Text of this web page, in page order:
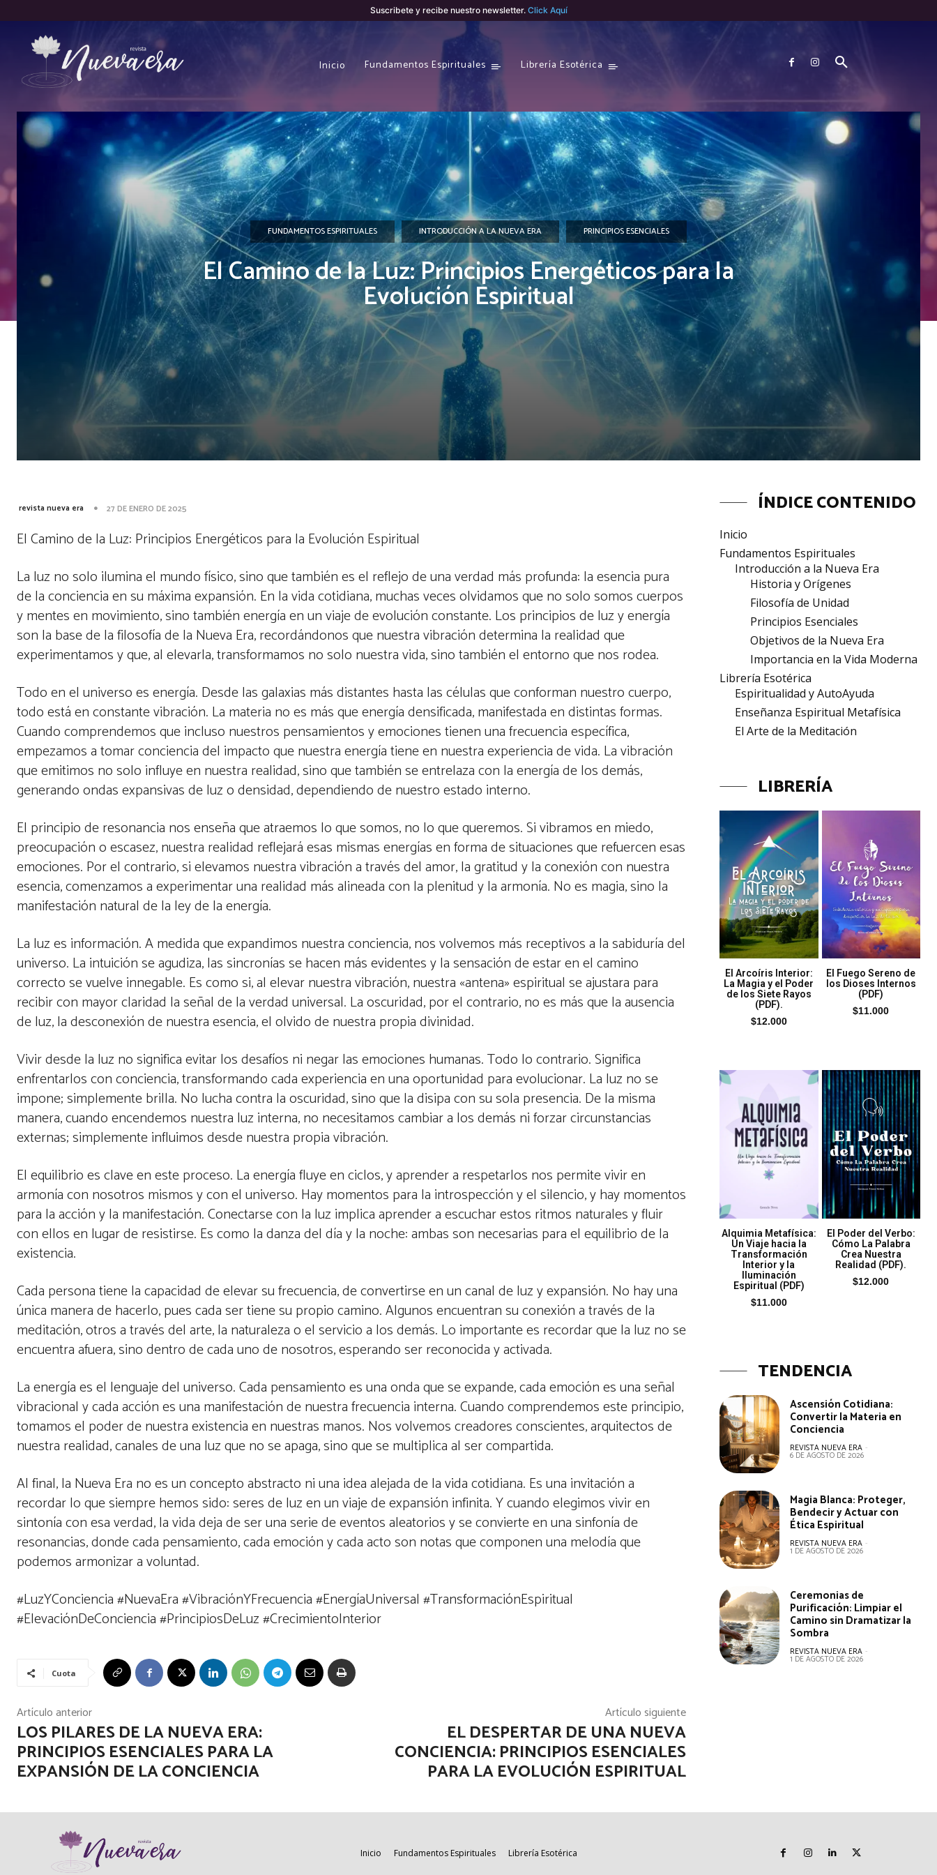
Suscribete y recibe nuestro newsletter. Click Aquí
Inicio Fundamentos Espirituales Librería Esotérica
FUNDAMENTOS ESPIRITUALES INTRODUCCIÓN A LA NUEVA ERA PRINCIPIOS ESENCIALES
El Camino de la Luz: Principios Energéticos para la
Evolución Espiritual
revista nueva era 27 DE ENERO DE 2025
El Camino de la Luz: Principios Energéticos para la Evolución Espiritual
La luz no solo ilumina el mundo físico, sino que también es el reflejo de una verdad más profunda: la esencia pura
de la conciencia en su máxima expansión. En la vida cotidiana, muchas veces olvidamos que no solo somos cuerpos
y mentes en movimiento, sino también energía en un viaje de evolución constante. Los principios de luz y energía
son la base de la filosofía de la Nueva Era, recordándonos que nuestra vibración determina la realidad que
experimentamos y que, al elevarla, transformamos no solo nuestra vida, sino también el entorno que nos rodea.
Todo en el universo es energía. Desde las galaxias más distantes hasta las células que conforman nuestro cuerpo,
todo está en constante vibración. La materia no es más que energía densificada, manifestada en distintas formas.
Cuando comprendemos que incluso nuestros pensamientos y emociones tienen una frecuencia específica,
empezamos a tomar conciencia del impacto que nuestra energía tiene en nuestra experiencia de vida. La vibración
que emitimos no solo influye en nuestra realidad, sino que también se entrelaza con la energía de los demás,
generando ondas expansivas de luz o densidad, dependiendo de nuestro estado interno.
El principio de resonancia nos enseña que atraemos lo que somos, no lo que queremos. Si vibramos en miedo,
preocupación o escasez, nuestra realidad reflejará esas mismas energías en forma de situaciones que refuercen esas
emociones. Por el contrario, si elevamos nuestra vibración a través del amor, la gratitud y la conexión con nuestra
esencia, comenzamos a experimentar una realidad más alineada con la plenitud y la armonía. No es magia, sino la
manifestación natural de la ley de la energía.
La luz es información. A medida que expandimos nuestra conciencia, nos volvemos más receptivos a la sabiduría del
universo. La intuición se agudiza, las sincronías se hacen más evidentes y la sensación de estar en el camino
correcto se vuelve innegable. Es como si, al elevar nuestra vibración, nuestra «antena» espiritual se ajustara para
recibir con mayor claridad la señal de la verdad universal. La oscuridad, por el contrario, no es más que la ausencia
de luz, la desconexión de nuestra esencia, el olvido de nuestra propia divinidad.
Vivir desde la luz no significa evitar los desafíos ni negar las emociones humanas. Todo lo contrario. Significa
enfrentarlos con conciencia, transformando cada experiencia en una oportunidad para evolucionar. La luz no se
impone; simplemente brilla. No lucha contra la oscuridad, sino que la disipa con su sola presencia. De la misma
manera, cuando encendemos nuestra luz interna, no necesitamos cambiar a los demás ni forzar circunstancias
externas; simplemente influimos desde nuestra propia vibración.
El equilibrio es clave en este proceso. La energía fluye en ciclos, y aprender a respetarlos nos permite vivir en
armonía con nosotros mismos y con el universo. Hay momentos para la introspección y el silencio, y hay momentos
para la acción y la manifestación. Conectarse con la luz implica aprender a escuchar estos ritmos naturales y fluir
con ellos en lugar de resistirse. Es como la danza del día y la noche: ambas son necesarias para el equilibrio de la
existencia.
Cada persona tiene la capacidad de elevar su frecuencia, de convertirse en un canal de luz y expansión. No hay una
única manera de hacerlo, pues cada ser tiene su propio camino. Algunos encuentran su conexión a través de la
meditación, otros a través del arte, la naturaleza o el servicio a los demás. Lo importante es recordar que la luz no se
encuentra afuera, sino dentro de cada uno de nosotros, esperando ser reconocida y activada.
La energía es el lenguaje del universo. Cada pensamiento es una onda que se expande, cada emoción es una señal
vibracional y cada acción es una manifestación de nuestra frecuencia interna. Cuando comprendemos este principio,
tomamos el poder de nuestra existencia en nuestras manos. Nos volvemos creadores conscientes, arquitectos de
nuestra realidad, canales de una luz que no se apaga, sino que se multiplica al ser compartida.
Al final, la Nueva Era no es un concepto abstracto ni una idea alejada de la vida cotidiana. Es una invitación a
recordar lo que siempre hemos sido: seres de luz en un viaje de expansión infinita. Y cuando elegimos vivir en
sintonía con esa verdad, la vida deja de ser una serie de eventos aleatorios y se convierte en una sinfonía de
resonancias, donde cada pensamiento, cada emoción y cada acto son notas que componen una melodía que
podemos armonizar a voluntad.
#LuzYConciencia #NuevaEra #VibraciónYFrecuencia #EnergíaUniversal #TransformaciónEspiritual
#ElevaciónDeConciencia #PrincipiosDeLuz #CrecimientoInterior
Cuota
Artículo anterior
LOS PILARES DE LA NUEVA ERA:
PRINCIPIOS ESENCIALES PARA LA
EXPANSIÓN DE LA CONCIENCIA
Artículo siguiente
EL DESPERTAR DE UNA NUEVA
CONCIENCIA: PRINCIPIOS ESENCIALES
PARA LA EVOLUCIÓN ESPIRITUAL
ÍNDICE CONTENIDO
Inicio
Fundamentos Espirituales
Introducción a la Nueva Era
Historia y Orígenes
Filosofía de Unidad
Principios Esenciales
Objetivos de la Nueva Era
Importancia en la Vida Moderna
Librería Esotérica
Espiritualidad y AutoAyuda
Enseñanza Espiritual Metafísica
El Arte de la Meditación
LIBRERÍA
El Arcoíris Interior:
La Magia y el Poder
de los Siete Rayos
(PDF).
$12.000
El Fuego Sereno de
los Dioses Internos
(PDF)
$11.000
Alquimia Metafísica:
Un Viaje hacia la
Transformación
Interior y la
Iluminación
Espiritual (PDF)
$11.000
El Poder del Verbo:
Cómo La Palabra
Crea Nuestra
Realidad (PDF).
$12.000
TENDENCIA
Ascensión Cotidiana:
Convertir la Materia en
Conciencia
REVISTA NUEVA ERA -
6 DE AGOSTO DE 2026
Magia Blanca: Proteger,
Bendecir y Actuar con
Ética Espiritual
REVISTA NUEVA ERA -
1 DE AGOSTO DE 2026
Ceremonias de
Purificación: Limpiar el
Camino sin Dramatizar la
Sombra
REVISTA NUEVA ERA -
1 DE AGOSTO DE 2026
Inicio Fundamentos Espirituales Librería Esotérica